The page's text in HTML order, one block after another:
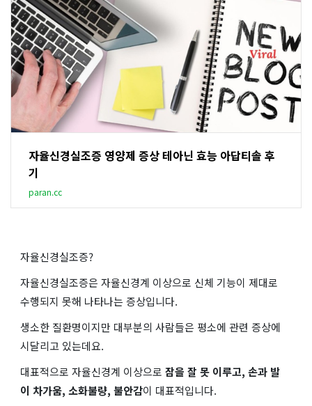
자율신경실조증 영양제 증상 테아닌 효능 아답티솔 후
기
paran.cc
자율신경실조증?
자율신경실조증은 자율신경계 이상으로 신체 기능이 제대로
수행되지 못해 나타나는 증상입니다.
생소한 질환명이지만 대부분의 사람들은 평소에 관련 증상에
시달리고 있는데요.
대표적으로 자율신경계 이상으로 잠을 잘 못 이루고, 손과 발
이 차가움, 소화불량, 불안감이 대표적입니다.